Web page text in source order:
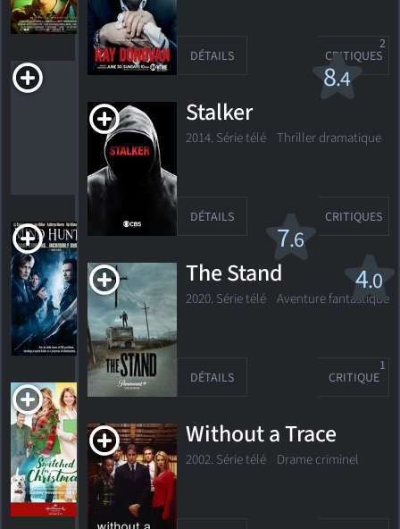
HORAIRES
8.4
Presque Célèbre
R 2000. 2h02m Comédie/drame sentimental
HORAIRES
7.6
Psycho-
traqueurs
R 2004. 1h46m Action/suspense
HORAIRES
Switched for
Christmas
2017. 1h30m Drame romantique
HORAIRES DÉTAILS
DÉTAILS CRITIQUES
2
Stalker
2014. Série télé Thriller dramatique
DÉTAILS CRITIQUES
4.0
The Stand
2020. Série télé Aventure fantastique
DÉTAILS CRITIQUE
1
Without a Trace
2002. Série télé Drame criminel